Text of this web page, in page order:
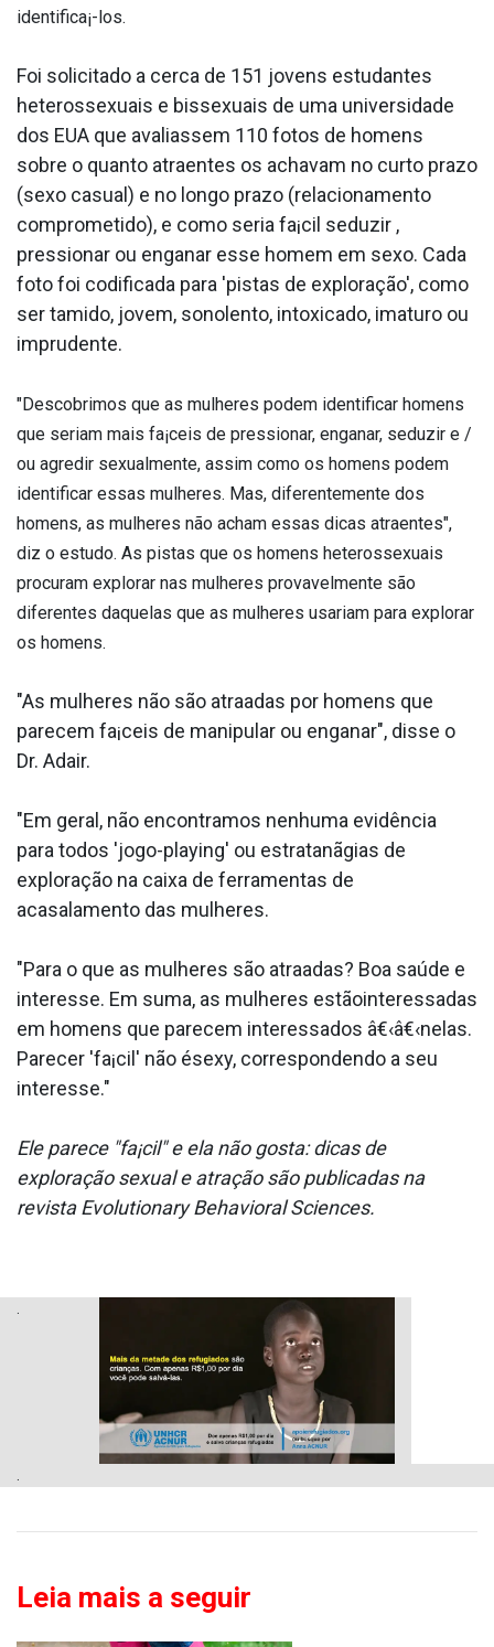
identifica¡-los.
Foi solicitado a cerca de 151 jovens estudantes
heterossexuais e bissexuais de uma universidade
dos EUA que avaliassem 110 fotos de homens
sobre o quanto atraentes os achavam no curto prazo
(sexo casual) e no longo prazo (relacionamento
comprometido), e como seria fa¡cil seduzir ,
pressionar ou enganar esse homem em sexo. Cada
foto foi codificada para 'pistas de exploração', como
ser ta­mido, jovem, sonolento, intoxicado, imaturo ou
imprudente.
"Descobrimos que as mulheres podem identificar homens
que seriam mais fa¡ceis de pressionar, enganar, seduzir e /
ou agredir sexualmente, assim como os homens podem
identificar essas mulheres. Mas, diferentemente dos
homens, as mulheres não acham essas dicas atraentes",
diz o estudo. As pistas que os homens heterossexuais
procuram explorar nas mulheres provavelmente são
diferentes daquelas que as mulheres usariam para explorar
os homens.
"As mulheres não são atraa­das por homens que
parecem fa¡ceis de manipular ou enganar", disse o
Dr. Adair.
"Em geral, não encontramos nenhuma evidência
para todos 'jogo-playing' ou estratanãgias de
exploração na caixa de ferramentas de
acasalamento das mulheres.
"Para o que as mulheres são atraa­das? Boa saúde e
interesse. Em suma, as mulheres estãointeressadas
em homens que parecem interessados â€‹â€‹nelas.
Parecer 'fa¡cil' não ésexy, correspondendo a seu
interesse."
Ele parece "fa¡cil" e ela não gosta: dicas de
exploração sexual e atração são publicadas na
revista Evolutionary Behavioral Sciences.
.
Leia mais a seguir